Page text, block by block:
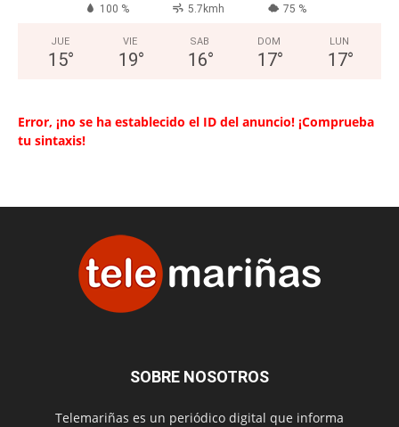
100 % 5.7kmh 75 %
JUE
15°
VIE
19°
SAB
16°
DOM
17°
LUN
17°
Error, ¡no se ha establecido el ID del anuncio! ¡Comprueba
tu sintaxis!
SOBRE NOSOTROS
Telemariñas es un periódico digital que informa